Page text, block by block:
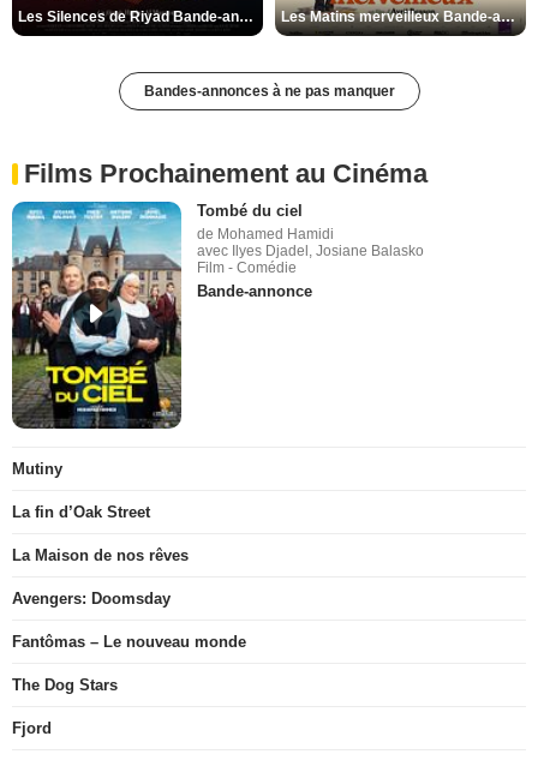
Les Silences de Riyad Bande-annonce VO STFR Les Matins merveilleux Bande-annonce VF
Bandes-annonces à ne pas manquer
Films Prochainement au Cinéma
Tombé du ciel
de Mohamed Hamidi
avec Ilyes Djadel, Josiane Balasko
Film - Comédie
Bande-annonce
Mutiny
La fin d’Oak Street
La Maison de nos rêves
Avengers: Doomsday
Fantômas – Le nouveau monde
The Dog Stars
Fjord